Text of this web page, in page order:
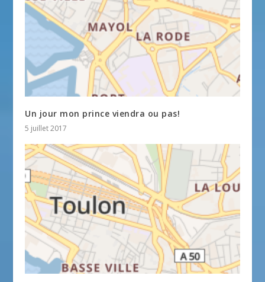
Un jour mon prince viendra ou pas!
5 juillet 2017